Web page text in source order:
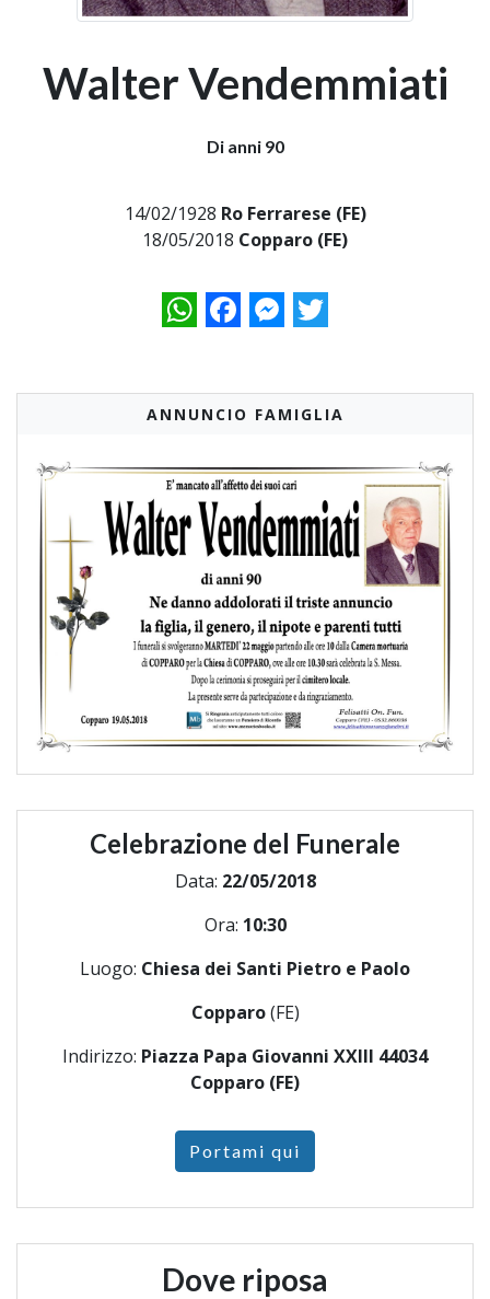
Walter Vendemmiati
Di anni 90
14/02/1928 Ro Ferrarese (FE)
18/05/2018 Copparo (FE)
WhatsAppFacebookMessenger
Twitter
ANNUNCIO FAMIGLIA
Celebrazione del Funerale
Data: 22/05/2018
Ora: 10:30
Luogo: Chiesa dei Santi Pietro e Paolo
Copparo(FE)
Indirizzo: Piazza Papa Giovanni XXIII 44034
Copparo (FE)
Portami qui
Dove riposa